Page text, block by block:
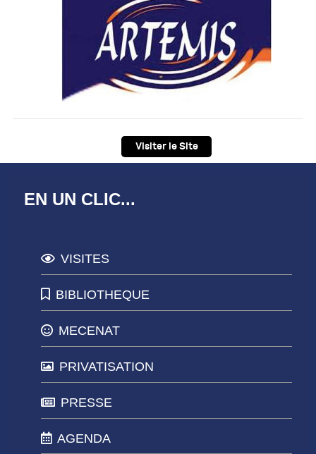
Visiter le Site
EN UN CLIC...
VISITES
BIBLIOTHEQUE
MECENAT
PRIVATISATION
PRESSE
AGENDA